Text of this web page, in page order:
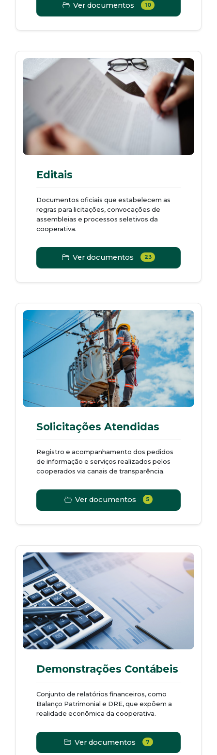
Ver documentos 10
Editais
Documentos oficiais que estabelecem as
regras para licitações, convocações de
assembleias e processos seletivos da
cooperativa.
Ver documentos 23
Solicitações Atendidas
Registro e acompanhamento dos pedidos
de informação e serviços realizados pelos
cooperados via canais de transparência.
Ver documentos 5
Demonstrações Contábeis
Conjunto de relatórios financeiros, como
Balanço Patrimonial e DRE, que expõem a
realidade econômica da cooperativa.
Ver documentos 7